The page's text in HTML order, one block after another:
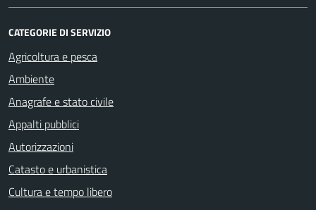
CATEGORIE DI SERVIZIO
Agricoltura e pesca
Ambiente
Anagrafe e stato civile
Appalti pubblici
Autorizzazioni
Catasto e urbanistica
Cultura e tempo libero